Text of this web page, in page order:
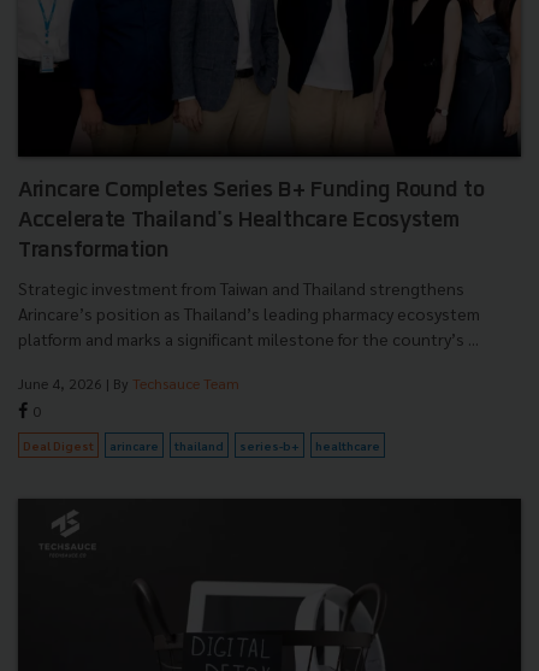
Arincare Completes Series B+ Funding Round to
Accelerate Thailand's Healthcare Ecosystem
Transformation
Strategic investment from Taiwan and Thailand strengthens
Arincare’s position as Thailand’s leading pharmacy ecosystem
platform and marks a significant milestone for the country’s ...
June 4, 2026 | By Techsauce Team
0
Deal Digest arincare thailand series-b+ healthcare